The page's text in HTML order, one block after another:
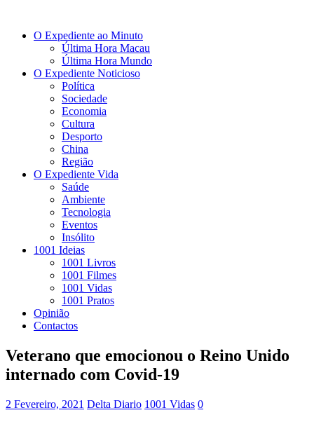
O Expediente ao Minuto
Última Hora Macau
Última Hora Mundo
O Expediente Noticioso
Política
Sociedade
Economia
Cultura
Desporto
China
Região
O Expediente Vida
Saúde
Ambiente
Tecnologia
Eventos
Insólito
1001 Ideias
1001 Livros
1001 Filmes
1001 Vidas
1001 Pratos
Opinião
Contactos
Veterano que emocionou o Reino Unido
internado com Covid-19
2 Fevereiro, 2021 Delta Diario 1001 Vidas 0